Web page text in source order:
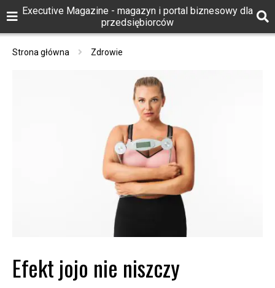
Executive Magazine - magazyn i portal biznesowy dla
przedsiębiorców
Strona główna Zdrowie
Efekt jojo nie niszczy